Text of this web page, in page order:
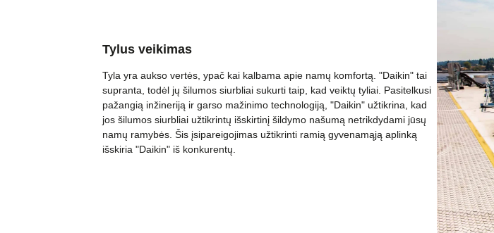
Tylus veikimas
Tyla yra aukso vertės, ypač kai kalbama apie namų komfortą. "Daikin" tai
supranta, todėl jų šilumos siurbliai sukurti taip, kad veiktų tyliai. Pasitelkusi
pažangią inžineriją ir garso mažinimo technologiją, "Daikin" užtikrina, kad
jos šilumos siurbliai užtikrintų išskirtinį šildymo našumą netrikdydami jūsų
namų ramybės. Šis įsipareigojimas užtikrinti ramią gyvenamąją aplinką
išskiria "Daikin" iš konkurentų.